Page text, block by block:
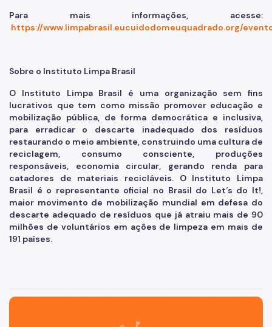
Para mais informações, acesse:
https://www.limpabrasil.eucuidodomeuquadrado.org/
Sobre o Instituto Limpa Brasil
O Instituto Limpa Brasil é uma organização sem fins
lucrativos que tem como missão promover educação e
mobilização pública, de forma democrática e inclusiva,
para erradicar o descarte inadequado dos resíduos
restaurando o meio ambiente, construindo uma cultura de
reciclagem, consumo consciente, produções
responsáveis, economia circular, gerando renda para
catadores de materiais recicláveis. O Instituto Limpa
Brasil é o representante oficial no Brasil do Let´s do It!,
maior movimento de mobilização mundial em defesa do
descarte adequado de resíduos que já atraiu mais de 90
milhões de voluntários em ações de limpeza em mais de
191 países.
São Paulo, cidade inteligente, resiliente e sustentável